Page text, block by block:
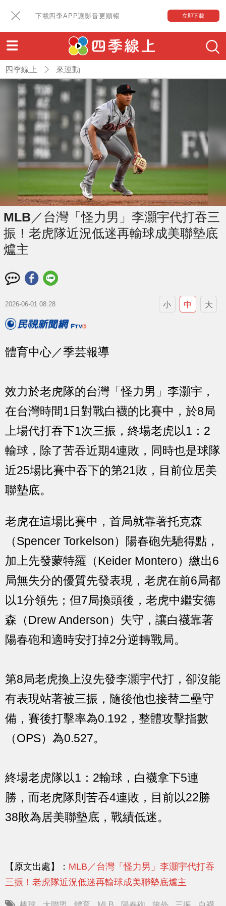
下載四季APP讓影音更順暢 立即下載
四季線上 來運動
MLB／台灣「怪力男」李灝宇代打吞三
振！老虎隊近況低迷再輸球成美聯墊底
爐主
2026-06-01 08:28 小 中 大
體育中心／季芸報導
效力於老虎隊的台灣「怪力男」李灝宇，
在台灣時間1日對戰白襪的比賽中，於8局
上場代打吞下1次三振，終場老虎以1：2
輸球，除了苦吞近期4連敗，同時也是球隊
近25場比賽中吞下的第21敗，目前位居美
聯墊底。
老虎在這場比賽中，首局就靠著托克森
（Spencer Torkelson）陽春砲先馳得點，
加上先發蒙特羅（Keider Montero）繳出6
局無失分的優質先發表現，老虎在前6局都
以1分領先；但7局換頭後，老虎中繼安德
森（Drew Anderson）失守，讓白襪靠著
陽春砲和適時安打掉2分逆轉戰局。
第8局老虎換上沒先發李灝宇代打，卻沒能
有表現站著被三振，隨後他也接替二壘守
備，賽後打擊率為0.192，整體攻擊指數
（OPS）為0.527。
終場老虎隊以1：2輸球，白襪拿下5連
勝，而老虎隊則苦吞4連敗，目前以22勝
38敗為居美聯墊底，戰績低迷。
【原文出處】： MLB／台灣「怪力男」李灝宇代打吞
三振！老虎隊近況低迷再輸球成美聯墊底爐主